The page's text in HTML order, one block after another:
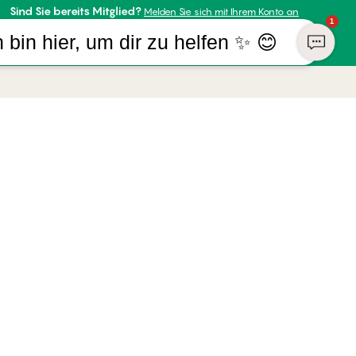
Sind Sie bereits Mitglied? Melden Sie sich mit Ihrem Konto an
1
bin hier, um dir zu helfen ✨ 😊